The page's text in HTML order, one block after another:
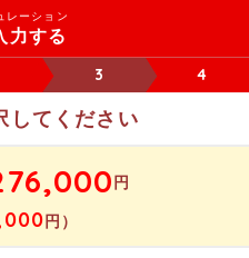
レーション
力する
3 4
してください
円
円）